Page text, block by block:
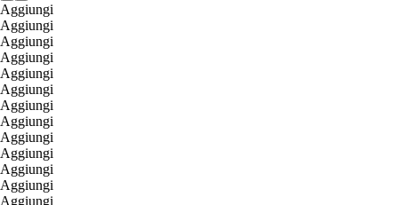
Aggiungi
Aggiungi
Aggiungi
Aggiungi
Aggiungi
Aggiungi
Aggiungi
Aggiungi
Aggiungi
Aggiungi
Aggiungi
Aggiungi
Aggiungi